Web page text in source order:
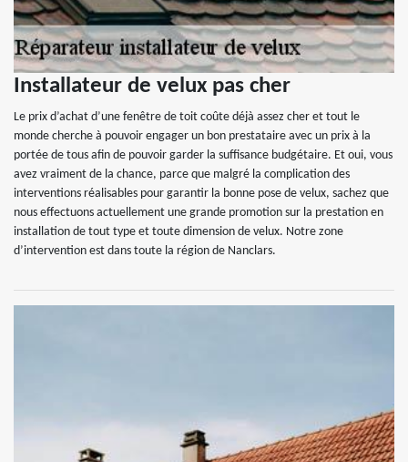
Installateur de velux pas cher
Le prix d’achat d’une fenêtre de toit coûte déjà assez cher et tout le
monde cherche à pouvoir engager un bon prestataire avec un prix à la
portée de tous afin de pouvoir garder la suffisance budgétaire. Et oui, vous
avez vraiment de la chance, parce que malgré la complication des
interventions réalisables pour garantir la bonne pose de velux, sachez que
nous effectuons actuellement une grande promotion sur la prestation en
installation de tout type et toute dimension de velux. Notre zone
d’intervention est dans toute la région de Nanclars.